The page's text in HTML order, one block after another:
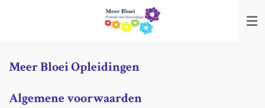
hoofdinhoud
Meer Bloei Opleidingen
Algemene voorwaarden